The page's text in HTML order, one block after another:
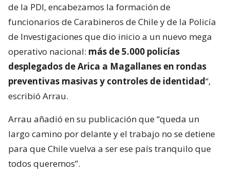
de la PDI, encabezamos la formación de
funcionarios de Carabineros de Chile y de la Policía
de Investigaciones que dio inicio a un nuevo mega
operativo nacional: más de 5.000 policías
desplegados de Arica a Magallanes en rondas
preventivas masivas y controles de identidad“,
escribió Arrau.
Arrau añadió en su publicación que “queda un
largo camino por delante y el trabajo no se detiene
para que Chile vuelva a ser ese país tranquilo que
todos queremos”.